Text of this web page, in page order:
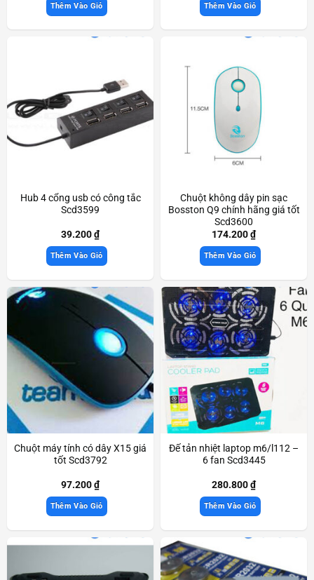
Thêm Vào Giỏ Thêm Vào Giỏ
Hub 4 cổng usb có công tắc
Scd3599
39.200₫
Thêm Vào Giỏ
Chuột không dây pin sạc
Bosston Q9 chính hãng giá tốt
Scd3600
174.200₫
Thêm Vào Giỏ
Chuột máy tính có dây X15 giá
tốt Scd3792
97.200₫
Thêm Vào Giỏ
Đế tản nhiệt laptop m6/l112 –
6 fan Scd3445
280.800₫
Thêm Vào Giỏ